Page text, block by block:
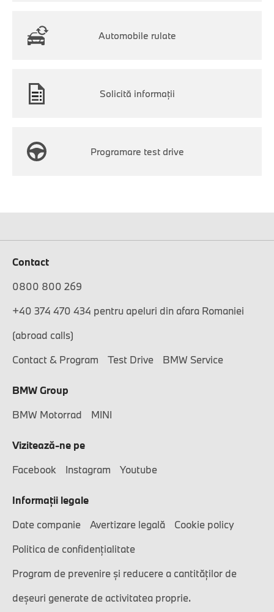
Automobile rulate
Solicită informaţii
Programare test drive
Contact
0800 800 269
+40 374 470 434 pentru apeluri din afara Romaniei
(abroad calls)
Contact & Program
Test Drive BMW Service
BMW Group
BMW Motorrad
MINI
Vizitează-ne pe
Facebook
Instagram Youtube
Informaţii legale
Date companie
Avertizare legală
Cookie policy
Politica de confidențialitate
Program de prevenire și reducere a cantităților de
deșeuri generate de activitatea proprie.